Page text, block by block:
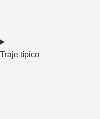
Traje típico